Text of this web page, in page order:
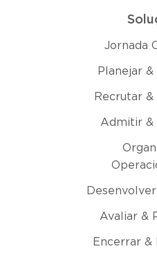
Jornada
Planejar
Recrutar
Admitir &
Avaliar &
Encerrar &